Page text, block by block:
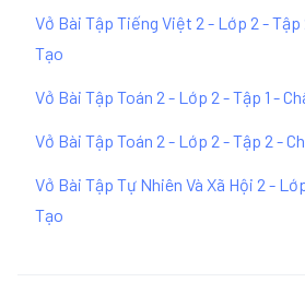
Vở Bài Tập Tiếng Việt 2 - Lớp 2 - Tập
Tạo
Vở Bài Tập Toán 2 - Lớp 2 - Tập 1 -
Vở Bài Tập Toán 2 - Lớp 2 - Tập 2 -
Vở Bài Tập Tự Nhiên Và Xã Hội 2 -
Tạo